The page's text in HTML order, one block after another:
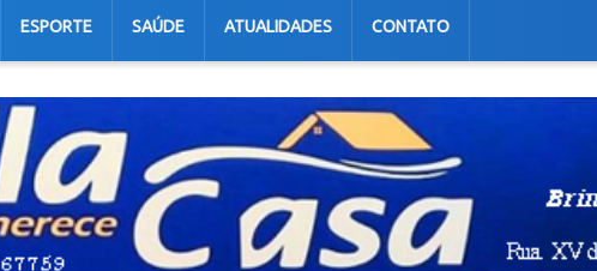
ESPORTE SAÚDE ATUALIDADES CONTATO